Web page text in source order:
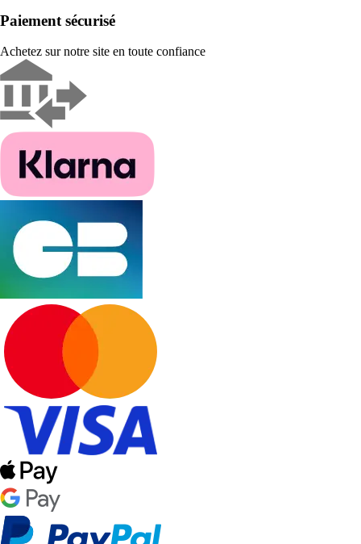
Paiement sécurisé
Achetez sur notre site en toute confiance